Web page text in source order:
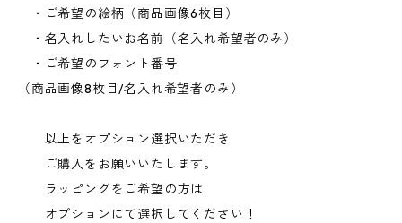
・ご希望の絵柄（商品画像6枚目）
・名入れしたいお名前（名入れ希望者のみ）
・ご希望のフォント番号
（商品画像8枚目/名入れ希望者のみ）
以上をオプション選択いただき
ご購入をお願いいたします。
ラッピングをご希望の方は
オプションにて選択してください！